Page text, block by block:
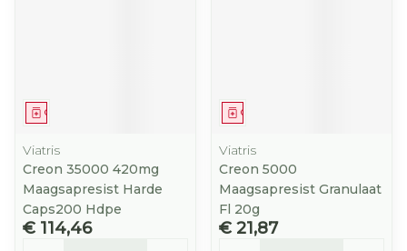
Geneesmiddel
Viatris
Creon 35000 420mg
Maagsapresist Harde
Caps200 Hdpe
€ 114,46
Geneesmiddel
Viatris
Creon 5000
Maagsapresist Granulaat
Fl 20g
€ 21,87